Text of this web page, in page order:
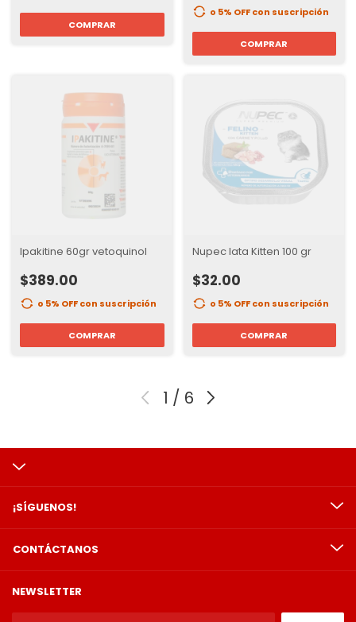
COMPRAR
o 5% OFFcon suscripción
COMPRAR
Ipakitine 60gr vetoquinol
$389.00
o 5% OFFcon suscripción
COMPRAR
Nupec lata Kitten 100 gr
$32.00
o 5% OFFcon suscripción
COMPRAR
1 / 6
¡SÍGUENOS!
CONTÁCTANOS
NEWSLETTER